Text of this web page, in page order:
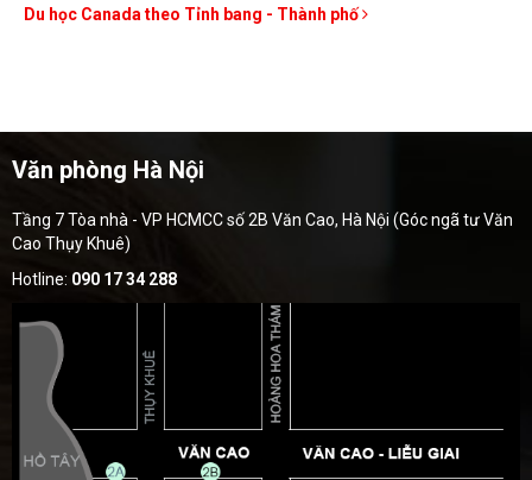
Du học Canada theo Tỉnh bang - Thành phố
Văn phòng Hà Nội
Tầng 7 Tòa nhà - VP HCMCC số 2B Văn Cao, Hà Nội (Góc ngã tư Văn
Cao Thụy Khuê)
Hotline: 090 17 34 288